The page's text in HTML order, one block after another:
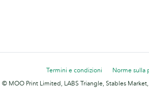
Termini e condizioni
Norme sulla
© MOO Print Limited, LABS Triangle, Stables